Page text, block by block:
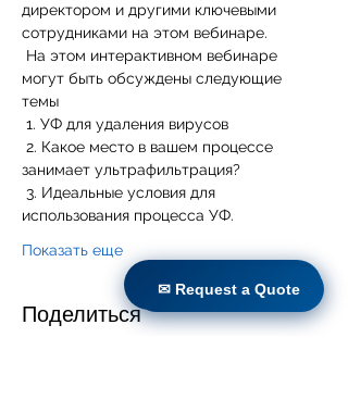
директором и другими ключевыми
сотрудниками на этом вебинаре.
могут быть обсуждены следующие
темы
1. УФ для удаления вирусов
занимает ультрафильтрация?
использования процесса УФ.
Показать еще
Поделиться
✉ Request a Quote
✉ Request a Quote